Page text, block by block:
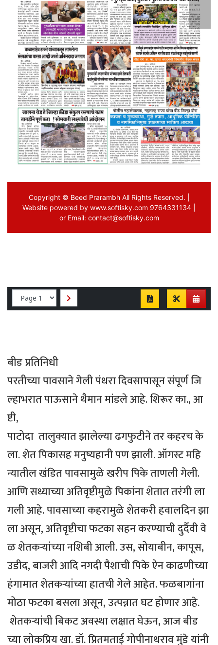
बीड प्रतिनिधी
परतीच्या पावसाने गेली पंधरा दिवसापासून संपूर्ण जि
ल्हाभरात पाऊसाने थैमान मांडले आहे. शिरूर का., आ
ष्टी,
पाटोदा तालुक्यात झालेल्या ढगफुटीने तर कहरच के
ला. शेत पिकासह मनुष्यहानी पण झाली. ऑगस्ट महि
न्यातील खंडित पावसामुळे खरीप पिके ताणली गेली.
आणि सध्याच्या अतिवृष्टीमुळे पिकांना शेतात तरंगी ला
गली आहे. पावसाच्या कहरामुळे शेतकरी हवालदिन झा
ला असून, अतिवृष्टीचा फटका सहन करण्याची दुर्दैवी वे
ळ शेतकऱ्यांच्या नशिबी आली. उस, सोयाबीन, कापूस,
उडीद, बाजरी आदि नगदी पैशाची पिके ऐन काढणीच्या
हंगामात शेतकऱ्यांच्या हातची गेले आहेत. फळबागांना
मोठा फटका बसला असून, उत्पन्नात घट होणार आहे.
शेतकऱ्यांची बिकट अवस्था लक्षात घेऊन, आज बीड
च्या लोकप्रिय खा. डॉ. प्रितमताई गोपीनाथराव मुंडे यांनी